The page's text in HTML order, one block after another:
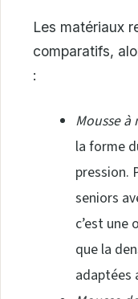
Les matériaux
comparatifs,
:
Mousse
la forme
pression.
seniors
c’est une
que la
adaptées